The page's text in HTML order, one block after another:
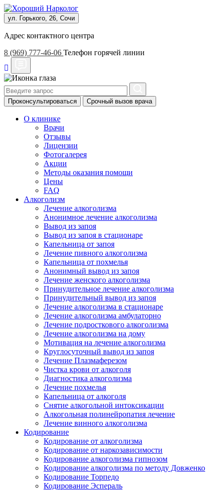
ул. Горького, 26, Сочи
Адрес контактного центра
8 (969) 777-46-06 Телефон горячей линии
Проконсультироваться Срочный вызов врача
О клинике
Врачи
Отзывы
Лицензии
Фотогалерея
Акции
Методы оказания помощи
Цены
FAQ
Алкоголизм
Лечение алкоголизма
Анонимное лечение алкоголизма
Вывод из запоя
Вывод из запоя в стационаре
Капельница от запоя
Лечение пивного алкоголизма
Капельница от похмелья
Анонимный вывод из запоя
Лечение женского алкоголизма
Принудительное лечение алкоголизма
Принудительный вывод из запоя
Лечение алкоголизма в стационаре
Лечение алкоголизма амбулаторно
Лечение подросткового алкоголизма
Лечение алкоголизма на дому
Мотивация на лечение алкоголизма
Круглосуточный вывод из запоя
Лечение Плазмаферезом
Чистка крови от алкоголя
Диагностика алкоголизма
Лечение похмелья
Капельница от алкоголя
Снятие алкогольной интоксикации
Алкогольная полинейропатия лечение
Лечение винного алкоголизма
Кодирование
Кодирование от алкоголизма
Кодирование от наркозависимости
Кодирование алкоголизма гипнозом
Кодирование алкоголизма по методу Довженко
Кодирование Торпедо
Кодирование Эспераль